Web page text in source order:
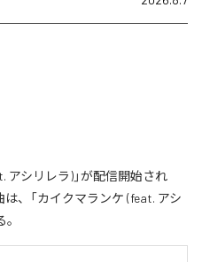
アシリレラ)」が配信開始され
、「カイクマランケ (feat. アシ